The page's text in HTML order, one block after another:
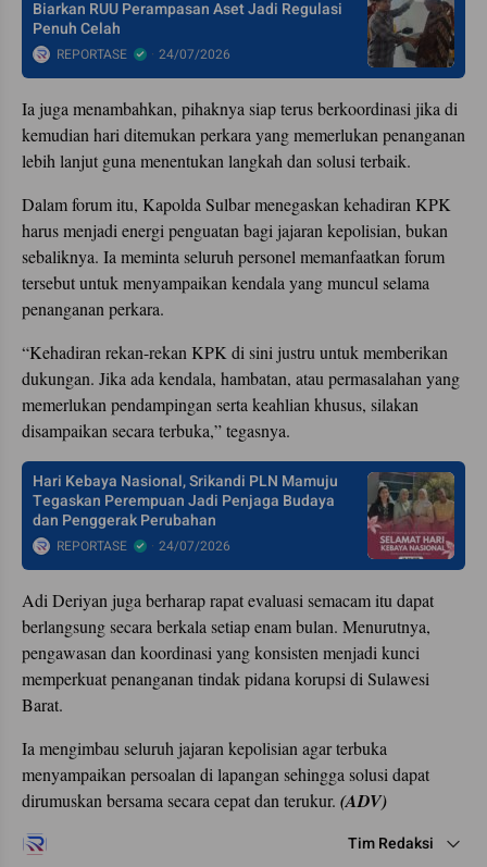
Biarkan RUU Perampasan Aset Jadi Regulasi
Penuh Celah
REPORTASE 24/07/2026
Ia juga menambahkan, pihaknya siap terus berkoordinasi jika di
kemudian hari ditemukan perkara yang memerlukan penanganan
lebih lanjut guna menentukan langkah dan solusi terbaik.
Dalam forum itu, Kapolda Sulbar menegaskan kehadiran KPK
harus menjadi energi penguatan bagi jajaran kepolisian, bukan
sebaliknya. Ia meminta seluruh personel memanfaatkan forum
tersebut untuk menyampaikan kendala yang muncul selama
penanganan perkara.
“Kehadiran rekan-rekan KPK di sini justru untuk memberikan
dukungan. Jika ada kendala, hambatan, atau permasalahan yang
memerlukan pendampingan serta keahlian khusus, silakan
disampaikan secara terbuka,” tegasnya.
Hari Kebaya Nasional, Srikandi PLN Mamuju
Tegaskan Perempuan Jadi Penjaga Budaya
dan Penggerak Perubahan
REPORTASE 24/07/2026
Adi Deriyan juga berharap rapat evaluasi semacam itu dapat
berlangsung secara berkala setiap enam bulan. Menurutnya,
pengawasan dan koordinasi yang konsisten menjadi kunci
memperkuat penanganan tindak pidana korupsi di Sulawesi
Barat.
Ia mengimbau seluruh jajaran kepolisian agar terbuka
menyampaikan persoalan di lapangan sehingga solusi dapat
dirumuskan bersama secara cepat dan terukur. (ADV)
Tim Redaksi